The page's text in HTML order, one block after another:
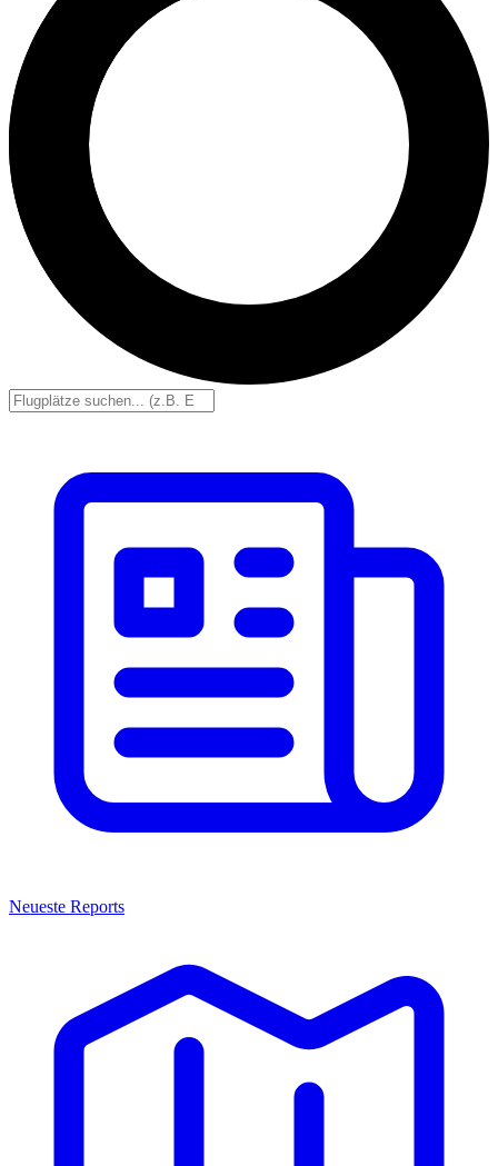
Neueste Reports